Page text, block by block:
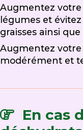
Augmentez
légumes et
graisses ainsi
Augmentez votre
modérément et
En cas